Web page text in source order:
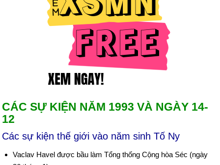
CÁC SỰ KIỆN NĂM 1993 VÀ NGÀY 14-
12
Các sự kiện thế giới vào năm sinh Tố Ny
Vaclav Havel được bầu làm Tổng thống Cộng hòa Séc (ngày